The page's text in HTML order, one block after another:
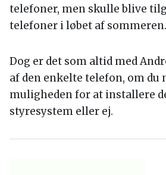
telefoner, men skulle blive
telefoner i løbet af sommeren.
Dog er det som altid med
af den enkelte telefon, om du
muligheden for at installere
styresystem eller ej.